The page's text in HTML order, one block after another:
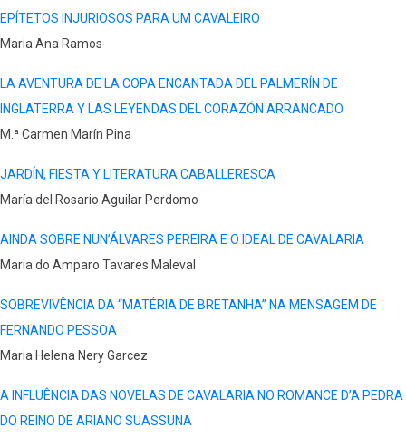
EPÍTETOS INJURIOSOS PARA UM CAVALEIRO
Maria Ana Ramos
LA AVENTURA DE LA COPA ENCANTADA DEL PALMERÍN DE
INGLATERRA Y LAS LEYENDAS DEL CORAZÓN ARRANCADO
M.ª Carmen Marín Pina
JARDÍN, FIESTA Y LITERATURA CABALLERESCA
María del Rosario Aguilar Perdomo
AINDA SOBRE NUN’ÁLVARES PEREIRA E O IDEAL DE CAVALARIA
Maria do Amparo Tavares Maleval
SOBREVIVÊNCIA DA “MATÉRIA DE BRETANHA” NA MENSAGEM DE
FERNANDO PESSOA
Maria Helena Nery Garcez
A INFLUÊNCIA DAS NOVELAS DE CAVALARIA NO ROMANCE D’A PEDRA
DO REINO DE ARIANO SUASSUNA